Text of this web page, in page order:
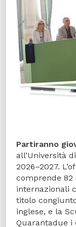
Partiranno
all’Università
2026–2027.
comprende 82
internazionali
titolo
inglese, e la
Quarantadue i